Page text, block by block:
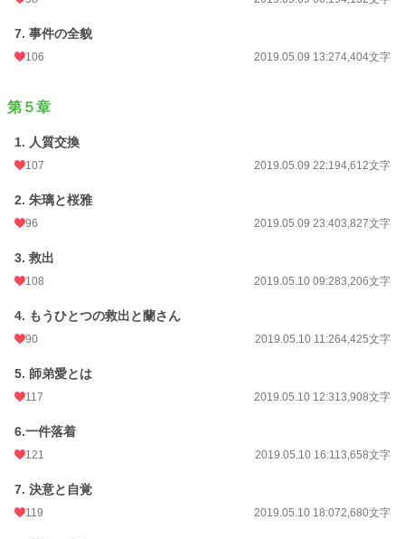
7. 事件の全貌
106 2019.05.09 13:274,404文字
第５章
1. 人質交換
107 2019.05.09 22:194,612文字
2. 朱璃と桜雅
96 2019.05.09 23:403,827文字
3. 救出
108 2019.05.10 09:283,206文字
4. もうひとつの救出と蘭さん
90 2019.05.10 11:264,425文字
5. 師弟愛とは
117 2019.05.10 12:313,908文字
6.一件落着
121 2019.05.10 16:113,658文字
7. 決意と自覚
119 2019.05.10 18:072,680文字